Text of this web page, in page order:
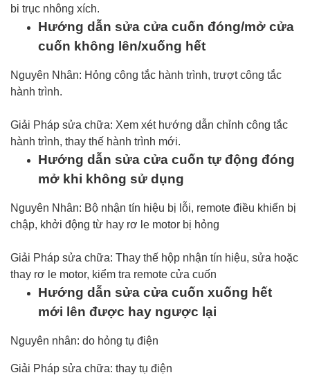
bi trục nhông xích.
Hướng dẫn sửa cửa cuốn đóng/mở cửa
cuốn không lên/xuống hết
Nguyên Nhân: Hỏng công tắc hành trình, trượt công tắc
hành trình.
Giải Pháp sửa chữa: Xem xét hướng dẫn chỉnh công tắc
hành trình, thay thế hành trình mới.
Hướng dẫn sửa cửa cuốn tự động đóng
mở khi không sử dụng
Nguyên Nhân: Bộ nhận tín hiệu bị lỗi, remote điều khiển bị
chập, khởi động từ hay rơ le motor bị hỏng
Giải Pháp sửa chữa: Thay thế hộp nhận tín hiệu, sửa hoặc
thay rơ le motor, kiểm tra remote cửa cuốn
Hướng dẫn sửa cửa cuốn xuống hết
mới lên được hay ngược lại
Nguyên nhân: do hỏng tụ điện
Giải Pháp sửa chữa: thay tụ điện